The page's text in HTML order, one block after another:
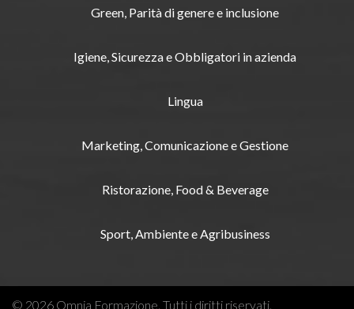
Green, Parità di genere e inclusione
Igiene, Sicurezza e Obbligatori in azienda
Lingua
Marketing, Comunicazione e Gestione
Ristorazione, Food & Beverage
Sport, Ambiente e Agribusiness
© 2026 Omnia Formazione. Tutti i diritti riservati.